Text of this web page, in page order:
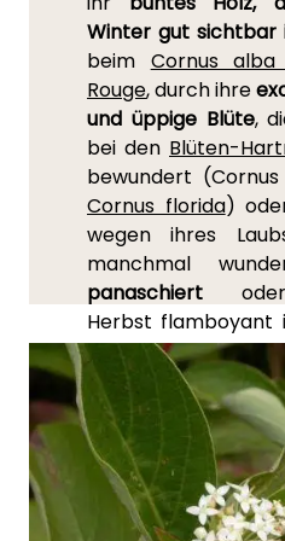
Winter gut sichtbar
beim Cornus
Rouge, durch ihre
und üppige Blüte,
bei den Blüten-
bewundert (Cornus
Cornus florida)
wegen ihres
manchmal
panaschiert
Herbst flamboyant
die glänzenden
roten
Früchte
(Hartriegelfrüchte)
Arten sind
können für
Gelees oder